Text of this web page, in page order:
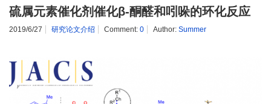
硫属元素催化剂催化β-酮醛和吲哚的环化反应
2019/6/27 研究论文介绍 Comment: 0 Author: Summer